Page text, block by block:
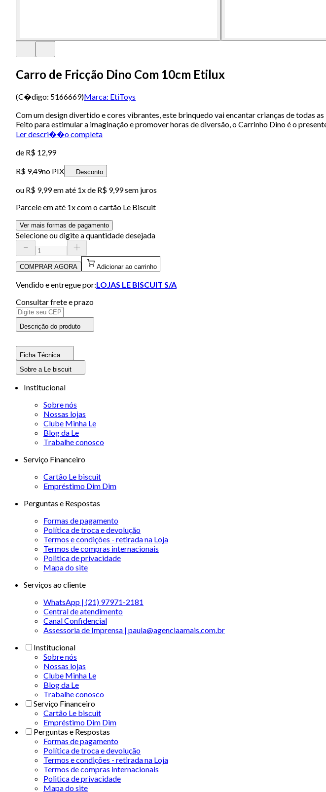
Carro de Fricção Dino Com 10cm Etilux
(C�digo: 5166669)Marca: EtiToys
Com um design divertido e cores vibrantes, este brinquedo vai encantar crianças de todas
Feito para estimular a imaginação e promover horas de diversão, o Carrinho Dino é o
Ler descri��o completa
de R$ 12,99
R$ 9,49no PIX Desconto
ou R$ 9,99em até 1x de R$ 9,99sem juros
Parcele em até 1x com o cartão Le Biscuit
Ver mais formas de pagamento
Selecione ou digite a quantidade desejada
COMPRAR AGORA Adicionar ao carrinho
Vendido e entregue por:LOJAS LE BISCUIT S/A
Consultar frete e prazo
Descrição do produto
Ficha Técnica
Sobre a Le biscuit
Institucional
Sobre nós
Nossas lojas
Clube Minha Le
Blog da Le
Trabalhe conosco
Serviço Financeiro
Cartão Le biscuit
Empréstimo Dim Dim
Perguntas e Respostas
Formas de pagamento
Política de troca e devolução
Termos e condições - retirada na Loja
Termos de compras internacionais
Politica de privacidade
Mapa do site
Serviços ao cliente
WhatsApp | (21) 97971-2181
Central de atendimento
Canal Confidencial
Assessoria de Imprensa | paula@agenciaamais.com.br
Institucional
Sobre nós
Nossas lojas
Clube Minha Le
Blog da Le
Trabalhe conosco
Serviço Financeiro
Cartão Le biscuit
Empréstimo Dim Dim
Perguntas e Respostas
Formas de pagamento
Política de troca e devolução
Termos e condições - retirada na Loja
Termos de compras internacionais
Politica de privacidade
Mapa do site